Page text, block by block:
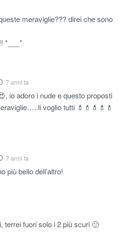
meraviglie??? direi che sono
*___*
7 anni fa
io adoro i nude e questo proposti
voglio tutti 💄💄💄💄💄
7 anni fa
più bello dell’altro!
terrei fuori solo i 2 più scuri 🙂